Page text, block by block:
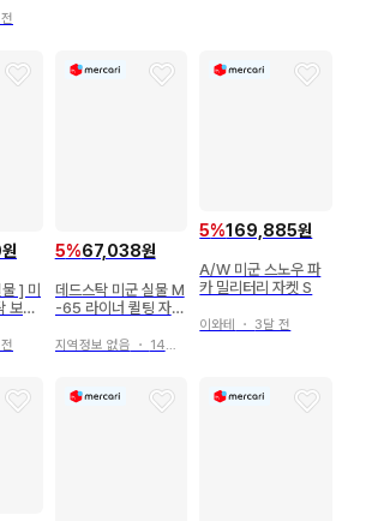
카라 코트
] 미
보아
5%67,038원
데드스탁 미군 실물 M
-65 라이너 퀼팅 자켓
지역정보 없음 ・ 14일 전
5%169,885원
A/W 미군 스노우 파
카 밀리터리 자켓 S
이와테 ・ 3달 전